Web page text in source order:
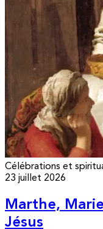
Célébrations et
23 juillet 2026
Marthe,
Jésus